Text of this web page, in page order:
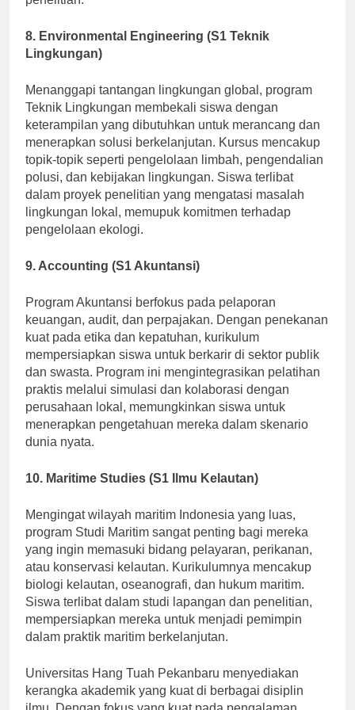
8. Environmental Engineering (S1 Teknik
Menanggapi tantangan lingkungan global, program
Teknik Lingkungan membekali siswa dengan
keterampilan yang dibutuhkan untuk merancang dan
menerapkan solusi berkelanjutan. Kursus mencakup
topik-topik seperti pengelolaan limbah, pengendalian
polusi, dan kebijakan lingkungan. Siswa terlibat
dalam proyek penelitian yang mengatasi masalah
lingkungan lokal, memupuk komitmen terhadap
Program Akuntansi berfokus pada pelaporan
keuangan, audit, dan perpajakan. Dengan penekanan
kuat pada etika dan kepatuhan, kurikulum
mempersiapkan siswa untuk berkarir di sektor publik
dan swasta. Program ini mengintegrasikan pelatihan
praktis melalui simulasi dan kolaborasi dengan
perusahaan lokal, memungkinkan siswa untuk
menerapkan pengetahuan mereka dalam skenario
Mengingat wilayah maritim Indonesia yang luas,
program Studi Maritim sangat penting bagi mereka
yang ingin memasuki bidang pelayaran, perikanan,
atau konservasi kelautan. Kurikulumnya mencakup
biologi kelautan, oseanografi, dan hukum maritim.
Siswa terlibat dalam studi lapangan dan penelitian,
mempersiapkan mereka untuk menjadi pemimpin
Universitas Hang Tuah Pekanbaru menyediakan
kerangka akademik yang kuat di berbagai disiplin